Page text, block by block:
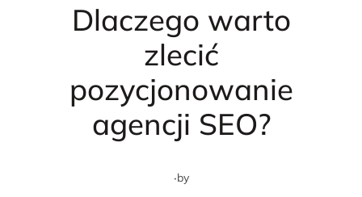
Dlaczego warto
zlecić
pozycjonowanie
agencji SEO?
·by